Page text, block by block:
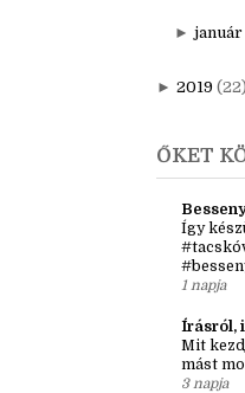
►január
► 2019 (22)
ŐKET
Így
1 napja
Írásról,
Mit
mást
3 napja